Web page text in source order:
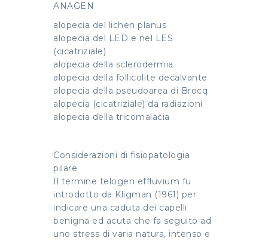
ANAGEN
alopecia del lichen planus
alopecia del LED e nel LES
(cicatriziale)
alopecia della sclerodermia
alopecia della follicolite decalvante
alopecia della pseudoarea di Brocq
alopecia (cicatriziale) da radiazioni
alopecia della tricomalacia
Considerazioni di fisiopatologia
pilare
Il termine telogen effluvium fu
introdotto da Kligman (1961) per
indicare una caduta dei capelli
benigna ed acuta che fa seguito ad
uno stress di varia natura, intenso e